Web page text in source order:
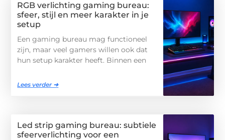
RGB verlichting gaming bureau:
sfeer, stijl en meer karakter in je
setup
Een gaming bureau mag functioneel
zijn, maar veel gamers willen ook dat
hun setup karakter heeft. Binnen een
Lees verder ➜
Led strip gaming bureau: subtiele
sfeerverlichting voor een